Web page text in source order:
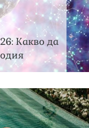
Какво да